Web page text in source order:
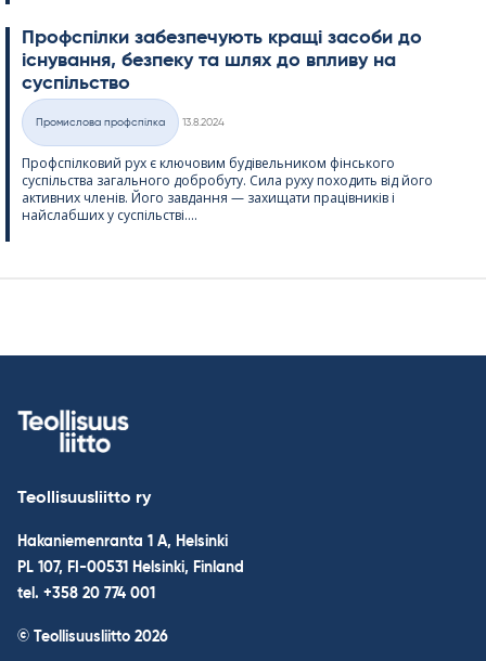
Профспілки забезпечують кращі засоби до
існування, безпеку та шлях до впливу на
суспільство
Категорії
Промислова профспілка
13.8.2024
Профспілковий рух є ключовим будівельником фінського
суспільства загального добробуту. Сила руху походить від його
активних членів. Його завдання — захищати працівників і
найслабших у суспільстві....
Teollisuusliitto ry
Hakaniemenranta 1 A, Helsinki
PL 107, FI-00531 Helsinki, Finland
tel. +358 20 774 001
© Teollisuusliitto 2026